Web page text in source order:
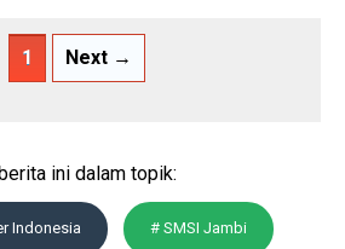
1 Next →
ini dalam topik:
Indonesia # SMSI Jambi